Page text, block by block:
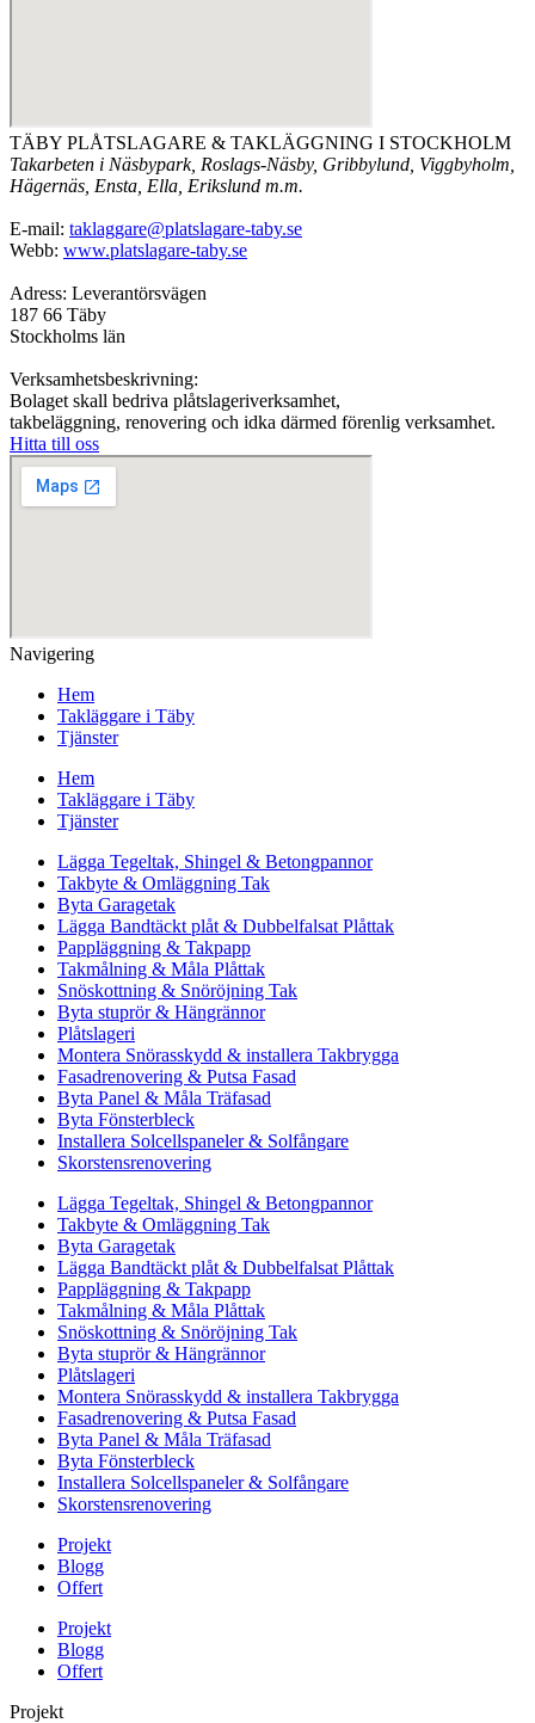
TÄBY PLÅTSLAGARE & TAKLÄGGNING I STOCKHOLM
Takarbeten i Näsbypark, Roslags-Näsby, Gribbylund, Viggbyholm,
Hägernäs, Ensta, Ella, Erikslund m.m.
E-mail: taklaggare@platslagare-taby.se
Webb: www.platslagare-taby.se
Adress: Leverantörsvägen
187 66 Täby
Stockholms län
Verksamhetsbeskrivning:
Bolaget skall bedriva plåtslageriverksamhet,
takbeläggning, renovering och idka därmed förenlig verksamhet.
Hitta till oss
Navigering
Hem
Takläggare i Täby
Tjänster
Hem
Takläggare i Täby
Tjänster
Lägga Tegeltak, Shingel & Betongpannor
Takbyte & Omläggning Tak
Byta Garagetak
Lägga Bandtäckt plåt & Dubbelfalsat Plåttak
Pappläggning & Takpapp
Takmålning & Måla Plåttak
Snöskottning & Snöröjning Tak
Byta stuprör & Hängrännor
Plåtslageri
Montera Snörasskydd & installera Takbrygga
Fasadrenovering & Putsa Fasad
Byta Panel & Måla Träfasad
Byta Fönsterbleck
Installera Solcellspaneler & Solfångare
Skorstensrenovering
Lägga Tegeltak, Shingel & Betongpannor
Takbyte & Omläggning Tak
Byta Garagetak
Lägga Bandtäckt plåt & Dubbelfalsat Plåttak
Pappläggning & Takpapp
Takmålning & Måla Plåttak
Snöskottning & Snöröjning Tak
Byta stuprör & Hängrännor
Plåtslageri
Montera Snörasskydd & installera Takbrygga
Fasadrenovering & Putsa Fasad
Byta Panel & Måla Träfasad
Byta Fönsterbleck
Installera Solcellspaneler & Solfångare
Skorstensrenovering
Projekt
Blogg
Offert
Projekt
Blogg
Offert
Projekt